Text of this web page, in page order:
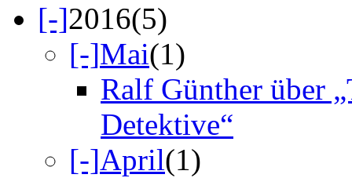
[-]2016(5)
[-]Mai(1)
Ralf Günther über
Detektive“
[-]April(1)